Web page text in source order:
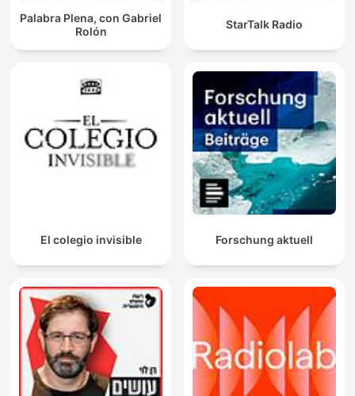
Palabra Plena, con Gabriel
Rolón
StarTalk Radio
El colegio invisible Forschung aktuell